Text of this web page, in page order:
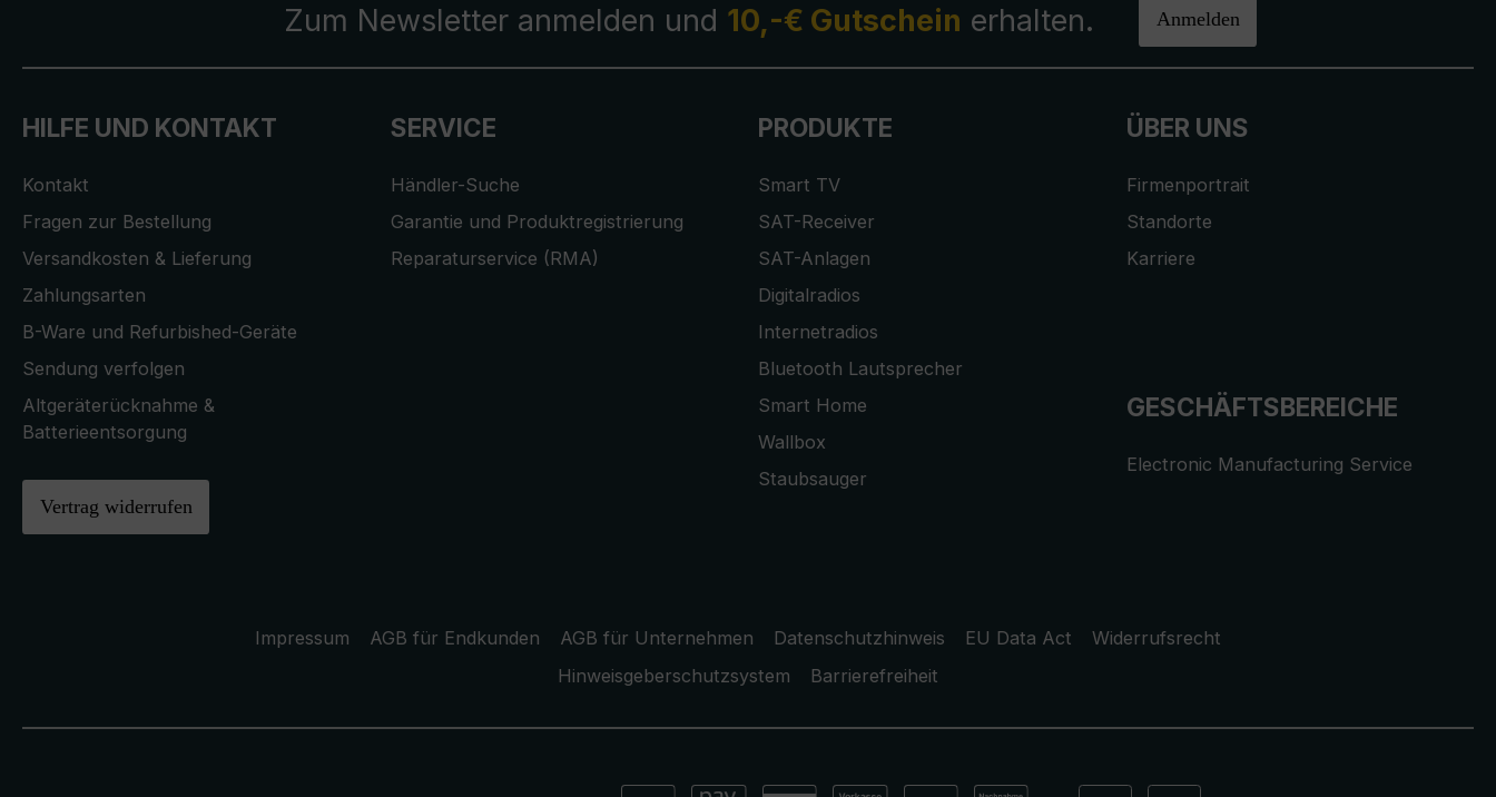
Zum Newsletter anmelden und 10,-€ Gutschein erhalten. Anmelden
HILFE UND KONTAKT
Kontakt
Fragen zur Bestellung
Versandkosten & Lieferung
Zahlungsarten
B-Ware und Refurbished-Geräte
Sendung verfolgen
Altgeräterücknahme &
Batterieentsorgung
Vertrag widerrufen
SERVICE
Händler-Suche
Garantie und Produktregistrierung
Reparaturservice (RMA)
PRODUKTE
Smart TV
SAT-Receiver
SAT-Anlagen
Digitalradios
Internetradios
Bluetooth Lautsprecher
Smart Home
Wallbox
Staubsauger
ÜBER UNS
Firmenportrait
Standorte
Karriere
GESCHÄFTSBEREICHE
Electronic Manufacturing Service
Impressum AGB für Endkunden AGB für Unternehmen Datenschutzhinweis EU Data Act
Widerrufsrecht
Hinweisgeberschutzsystem
Barrierefreiheit